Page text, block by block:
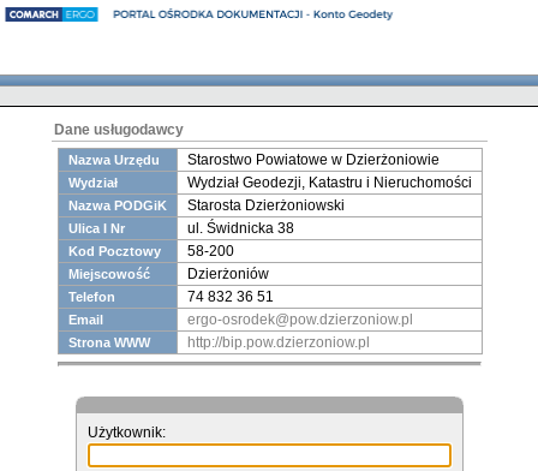
Dane usługodawcy
Nazwa Urzędu Starostwo Powiatowe w Dzierżoniowie
Wydział Wydział Geodezji, Katastru i Nieruchomości
Nazwa PODGiK Starosta Dzierżoniowski
Ulica I Nr ul. Świdnicka 38
Kod Pocztowy 58-200
Miejscowość Dzierżoniów
Telefon 74 832 36 51
Email ergo-osrodek@pow.dzierzoniow.pl
Strona WWW http://bip.pow.dzierzoniow.pl
Użytkownik: